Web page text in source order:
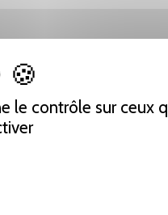
le contrôle sur ceux